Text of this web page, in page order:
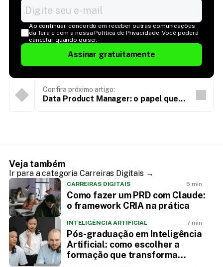
Ao continuar, concordo em receber outras comunicações
da Tera e com a nossa Política de Privacidade. Você poderá
cancelar quando quiser.
Assinar gratuitamente
Confira próximo artigo:
Data Product Manager: o papel que
Veja também
Ir para a categoria Carreiras Digitais →
CARREIRAS DIGITAIS 5 min
Como fazer um PRD com Claude:
o framework CRIA na prática
INTELIGÊNCIA ARTIFICIAL 7 min
Pós-graduação em Inteligência
Artificial: como escolher a
formação que transforma